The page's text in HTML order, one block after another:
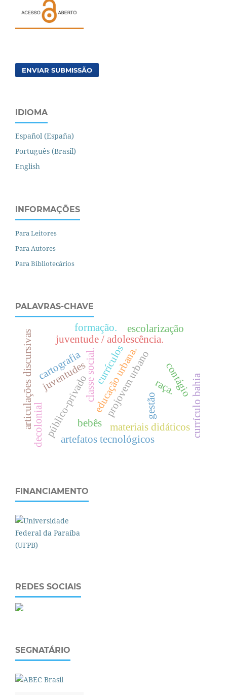
ENVIAR SUBMISSÃO
IDIOMA
Español (España)
Português (Brasil)
English
INFORMAÇÕES
Para Leitores
Para Autores
Para Bibliotecários
PALAVRAS-CHAVE
currículos
projovem urbano
juventude / adolescência.
e
d
u
c
a
ç
ã
o
u
r
b
a
n
a
.
c
l
a
s
s
e
s
o
c
i
a
l
.
raça.
gestão
juventudes
escolarização
materiais didáticos
público-privado
artefatos tecnológicos
formação.
decolonial bebês
contágio
cartografia
currículo bahia
articulações discursivas
FINANCIAMENTO
REDES SOCIAIS
SEGNATÁRIO